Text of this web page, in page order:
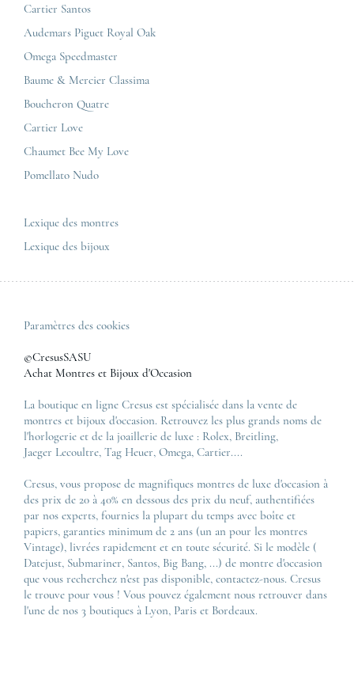
Conditions générales de vente
Mentions légales
Politique de confidentialité
Plan du site
Nous contacter
Corner Maty Nantes
Corner Maty Strasbourg
Corner Maty Toulouse
Corner Maty Besançon Kennedy
Omega
IWC
Zénith
Tous les modèles de luxe
Cartier Santos
Audemars Piguet Royal Oak
Omega Speedmaster
Baume & Mercier Classima
Boucheron Quatre
Cartier Love
Chaumet Bee My Love
Pomellato Nudo
Lexique des montres
Lexique des bijoux
Paramètres des cookies
©CresusSASU
Achat Montres et Bijoux d'Occasion
La boutique en ligne Cresus est spécialisée dans la vente de
montres et bijoux d'occasion. Retrouvez les plus grands noms de
l'horlogerie et de la joaillerie de luxe : Rolex, Breitling,
Jaeger Lecoultre, Tag Heuer, Omega, Cartier....
Cresus, vous propose de magnifiques montres de luxe d'occasion à
des prix de 20 à 40% en dessous des prix du neuf, authentifiées
par nos experts, fournies la plupart du temps avec boîte et
papiers, garanties minimum de 2 ans (un an pour les montres
Vintage), livrées rapidement et en toute sécurité. Si le modèle (
Datejust, Submariner, Santos, Big Bang, ...) de montre d'occasion
que vous recherchez n'est pas disponible, contactez-nous. Cresus
le trouve pour vous ! Vous pouvez également nous retrouver dans
l'une de nos 3 boutiques à Lyon, Paris et Bordeaux.